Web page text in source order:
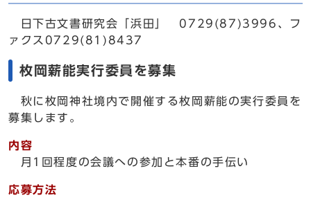
日下古文書研究会「浜田」 0729(87)3996、フ
ァクス0729(81)8437
枚岡薪能実行委員を募集
秋に枚岡神社境内で開催する枚岡薪能の実行委員を
募集します。
内容
月1回程度の会議への参加と本番の手伝い
応募方法